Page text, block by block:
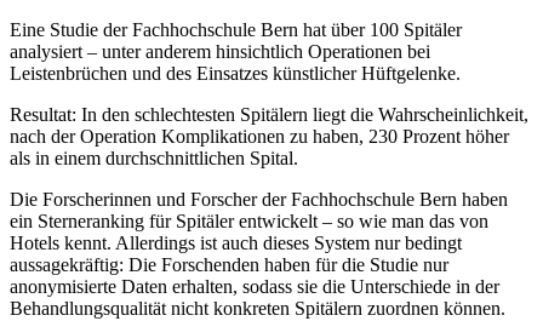
Eine Studie der Fachhochschule Bern hat über 100 Spitäler
analysiert – unter anderem hinsichtlich Operationen bei
Leistenbrüchen und des Einsatzes künstlicher Hüftgelenke.
Resultat: In den schlechtesten Spitälern liegt die Wahrscheinlichkeit,
nach der Operation Komplikationen zu haben, 230 Prozent höher
als in einem durchschnittlichen Spital.
Die Forscherinnen und Forscher der Fachhochschule Bern haben
ein Sterneranking für Spitäler entwickelt – so wie man das von
Hotels kennt. Allerdings ist auch dieses System nur bedingt
aussagekräftig: Die Forschenden haben für die Studie nur
anonymisierte Daten erhalten, sodass sie die Unterschiede in der
Behandlungsqualität nicht konkreten Spitälern zuordnen können.